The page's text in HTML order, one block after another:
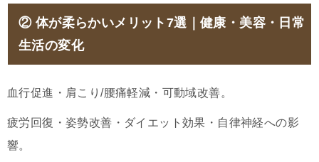
② 体が柔らかいメリット7選｜健康・美容・日常
生活の変化
血行促進・肩こり/腰痛軽減・可動域改善。
疲労回復・姿勢改善・ダイエット効果・自律神経への影
響。